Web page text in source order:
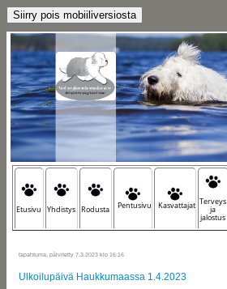
Etusivu Yhdistys Rodusta Pentusivu Kasvattajat Terveys
ja
jalostus
tapahtuma, päivitetty 7.3.2023 klo 16:16
Ulkoilupäivä Haukkumaassa 1.4.2023